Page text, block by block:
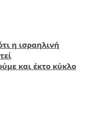
η ισραηλινή
και έκτο κύκλο